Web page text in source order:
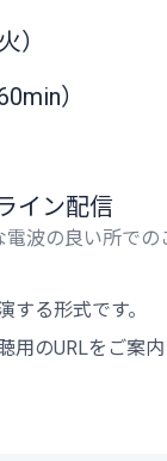
）
）
イン配信
波の良い所での
る形式です。
用のURLをご案